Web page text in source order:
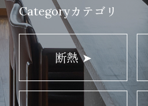
Categoryカテゴリ
断熱 ➤